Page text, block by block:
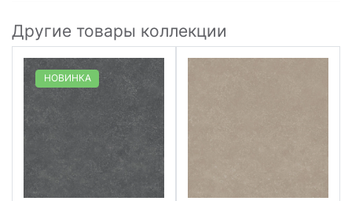
Другие товары коллекции
НОВИНКА